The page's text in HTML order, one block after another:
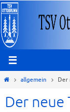
Zum
Inhalt
springen
Startallgemein Der
Der neue